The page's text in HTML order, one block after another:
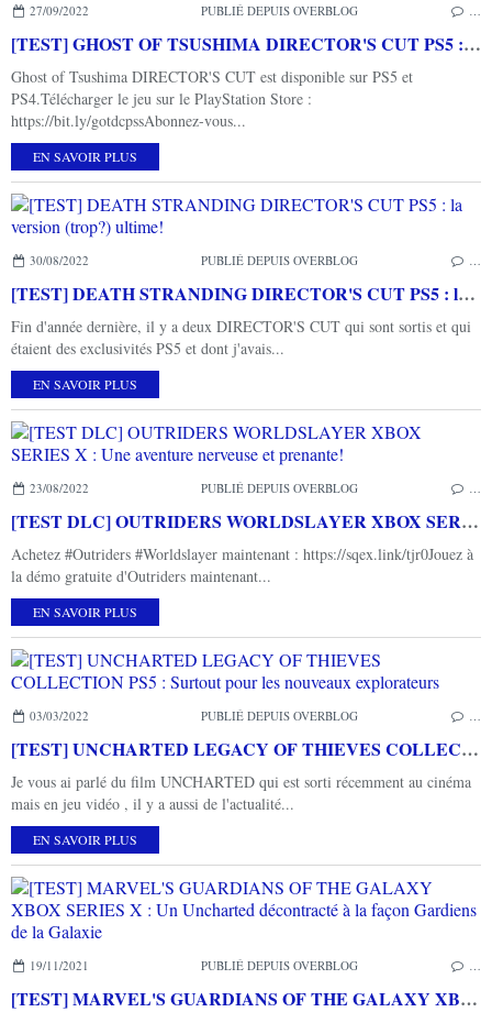
27/09/2022 PUBLIÉ DEPUIS OVERBLOG
[TEST] GHOST OF TSUSHIMA DIRECTOR'S CUT PS5 : une version sublimée et enrichie sur PS5
Ghost of Tsushima DIRECTOR'S CUT est disponible sur PS5 et
PS4.Télécharger le jeu sur le PlayStation Store :
https://bit.ly/gotdcpssAbonnez-vous...
EN SAVOIR PLUS
30/08/2022 PUBLIÉ DEPUIS OVERBLOG
[TEST] DEATH STRANDING DIRECTOR'S CUT PS5 : la version (trop?) ultime!
Fin d'année dernière, il y a deux DIRECTOR'S CUT qui sont sortis et qui
étaient des exclusivités PS5 et dont j'avais...
EN SAVOIR PLUS
23/08/2022 PUBLIÉ DEPUIS OVERBLOG
[TEST DLC] OUTRIDERS WORLDSLAYER XBOX SERIES X : Une aventure nerveuse et prenante!
Achetez #Outriders #Worldslayer maintenant : https://sqex.link/tjr0Jouez à
la démo gratuite d'Outriders maintenant...
EN SAVOIR PLUS
03/03/2022 PUBLIÉ DEPUIS OVERBLOG
[TEST] UNCHARTED LEGACY OF THIEVES COLLECTION PS5 : Surtout pour les nouveaux explorateurs
Je vous ai parlé du film UNCHARTED qui est sorti récemment au cinéma
mais en jeu vidéo , il y a aussi de l'actualité...
EN SAVOIR PLUS
19/11/2021 PUBLIÉ DEPUIS OVERBLOG
[TEST] MARVEL'S GUARDIANS OF THE GALAXY XBOX SERIES X : Un Uncharted décontracté à la façon Gardiens de la Galaxie